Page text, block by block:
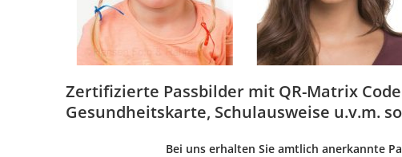
Zertifizierte Passbilder mit QR-Matrix
Gesundheitskarte, Schulausweise u.v.m.
Bei uns erhalten Sie amtlich anerkannte